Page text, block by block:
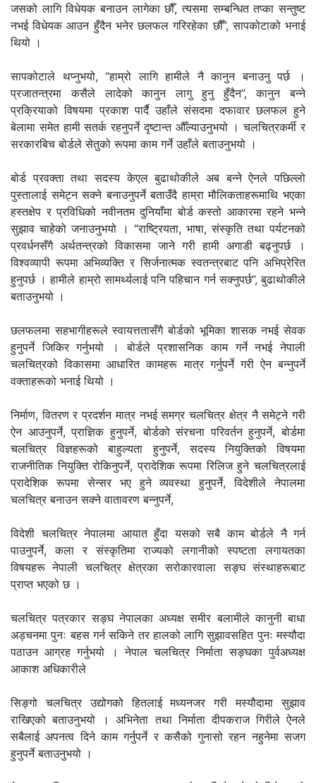
जसको लागि विधेयक बनाउन लागेका छौँ, त्यसमा सम्बन्धित तप्का सन्तुष्ट
नभई विधेयक आउन हुँदैन भनेर छलफल गरिरहेका छौँ”, सापकोटाको भनाई
थियो ।
सापकोटाले थप्नुभयो, “हाम्रो लागि हामीले नै कानुन बनाउनु पर्छ ।
प्रजातन्त्रमा कसैले लादेको कानुन लागु हुनु हुँदैन”, कानुन बन्ने
प्रक्रियाको विषयमा प्रकाश पार्दै उहाँले संसदमा दफावार छलफल हुने
बेलामा समेत हामी सतर्क रहनुपर्ने दृष्टान्त औँल्याउनुभयो । चलचित्रकर्मी र
सरकारबिच बोर्डले सेतुको रूपमा काम गर्ने उहाँले बताउनुभयो ।
बोर्ड प्रवक्ता तथा सदस्य केएल बुढाथोकीले अब बन्ने ऐनले पछिल्लो
पुस्तालाई समेट्न सक्ने बनाउनुपर्ने बताउँदै हाम्रा मौलिकताहरूमाथि भएका
हस्तक्षेप र प्रविधिको नवीनतम दुनियाँमा बोर्ड कस्तो आकारमा रहने भन्ने
सुझाव चाहेको जनाउनुभयो । “राष्ट्रियता, भाषा, संस्कृति तथा पर्यटनको
प्रवर्धनसँगै अर्थतन्त्रको विकासमा जाने गरी हामी अगाडी बढ्नुपर्छ ।
विश्वव्यापी रूपमा अभिव्यक्ति र सिर्जनात्मक स्वतन्त्रबाट पनि अभिप्रेरित
हुनुपर्छ । हामीले हाम्रो सामर्थ्यलाई पनि पहिचान गर्न सक्नुपर्छ”, बुढाथोकीले
बताउनुभयो ।
छलफलमा सहभागीहरूले स्वायत्ततासँगै बोर्डको भूमिका शासक नभई सेवक
हुनुपर्ने जिकिर गर्नुभयो । बोर्डले प्रशासनिक काम गर्ने नभई नेपाली
चलचित्रको विकासमा आधारित कामहरू मात्र गर्नुपर्ने गरी ऐन बन्नुपर्ने
वक्ताहरूको भनाई थियो ।
निर्माण, वितरण र प्रदर्शन मात्र नभई समग्र चलचित्र क्षेत्र नै समेट्ने गरी
ऐन आउनुपर्ने, प्राज्ञिक हुनुपर्ने, बोर्डको संरचना परिवर्तन हुनुपर्ने, बोर्डमा
चलचित्र विज्ञहरूको बाहुल्यता हुनुपर्ने, सदस्य नियुक्तिको विषयमा
राजनीतिक नियुक्ति रोकिनुपर्ने, प्रादेशिक रूपमा रिलिज हुने चलचित्रलाई
प्रादेशिक रूपमा सेन्सर भए हुने व्यवस्था हुनुपर्ने, विदेशीले नेपालमा
चलचित्र बनाउन सक्ने वातावरण बन्नुपर्ने,
विदेशी चलचित्र नेपालमा आयात हुँदा यसको सबै काम बोर्डले नै गर्न
पाउनुपर्ने, कला र संस्कृतिमा राज्यको लगानीको स्पष्टता लगायतका
विषयहरू नेपाली चलचित्र क्षेत्रका सरोकारवाला सङ्घ संस्थाहरूबाट
प्राप्त भएको छ ।
चलचित्र पत्रकार सङ्घ नेपालका अध्यक्ष समीर बलामीले कानुनी बाधा
अड्चनमा पुनः बहस गर्न सकिने तर हालको लागि सुझावसहित पुनः मस्यौदा
पठाउन आग्रह गर्नुभयो । नेपाल चलचित्र निर्माता सङ्घका पुर्वअध्यक्ष
आकाश अधिकारीले
सिङ्गो चलचित्र उद्योगको हितलाई मध्यनजर गरी मस्यौदामा सुझाव
राखिएको बताउनुभयो । अभिनेता तथा निर्माता दीपकराज गिरीले ऐनले
सबैलाई अपनत्व दिने काम गर्नुपर्ने र कसैको गुनासो रहन नहुनेमा सजग
हुनुपर्ने बताउनुभयो ।